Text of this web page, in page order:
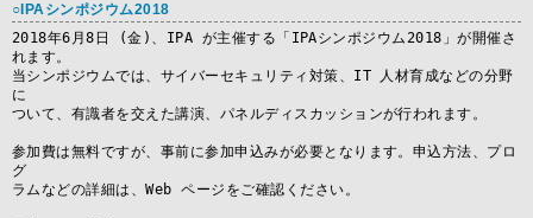
○IPAシンポジウム2018
2018年6月8日 (金)、IPA が主催する「IPAシンポジウム2018」が開催さ
れます。
当シンポジウムでは、サイバーセキュリティ対策、IT 人材育成などの分野
に
ついて、有識者を交えた講演、パネルディスカッションが行われます。
参加費は無料ですが、事前に参加申込みが必要となります。申込方法、プロ
グ
ラムなどの詳細は、Web ページをご確認ください。